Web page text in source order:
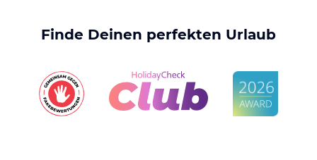
Finde Deinen perfekten Urlaub